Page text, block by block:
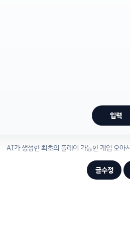
AI가 생성한 최초의 플레이 가능한 게임 오아
글수정